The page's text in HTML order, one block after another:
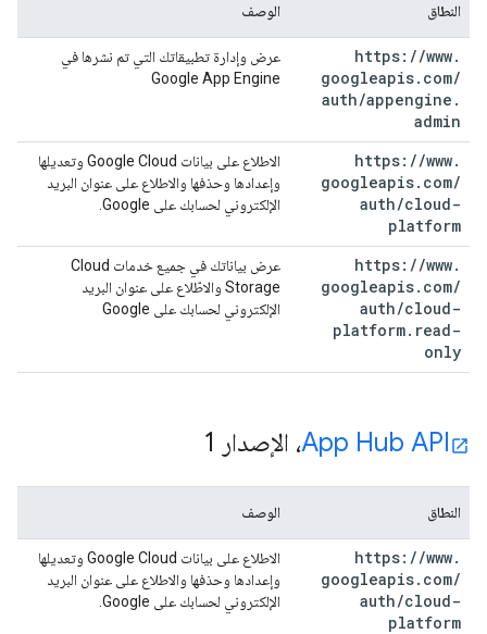
النطاق الوصف
https: //www.
googleapis. com/
auth/appengine .
admin
عرض وإدارة تطبيقاتك التي تم نشرها في
Google App Engine
https: //www.
googleapis. com/
auth/cloud-
platform
الاطلاع على بيانات Google Cloud وتعديلها
وإعدادها وحذفها والاطلاع على عنوان البريد
الإلكتروني لحسابك على Google.
https: //www.
googleapis. com/
auth/cloud-
platform. read-
only
عرض بياناتك في جميع خدمات Cloud
Storage والاطّلاع على عنوان البريد
الإلكتروني لحسابك على Google
App Hub API، الإصدار 1
النطاق الوصف
https: //www.
googleapis. com/
auth/cloud-
platform
الاطلاع على بيانات Google Cloud وتعديلها
وإعدادها وحذفها والاطلاع على عنوان البريد
الإلكتروني لحسابك على Google.